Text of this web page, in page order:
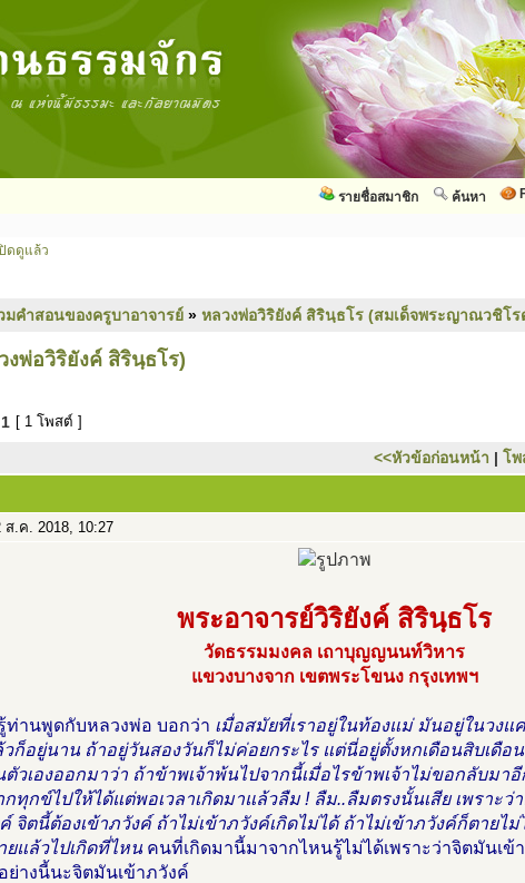
ค้นหา
รายชื่อสมาชิก
ดดูแล้ว
มคำสอนของครูบาอาจารย์ » หลวงพ่อวิริยังค์ สิรินฺธโร (สมเด็จพระญาณวชิโร
งพ่อวิริยังค์ สิรินฺธโร)
1 [ 1 โพสต์ ]
<<หัวข้อก่อนหน้า | โพ
ส.ค. 2018, 10:27
พระอาจารย์วิริยังค์ สิรินฺธโร
วัดธรรมมงคล เถาบุญญนนท์วิหาร
แขวงบางจาก เขตพระโขนง กรุงเทพฯ
ท่านพูดกับหลวงพ่อ บอกว่า เมื่อสมัยที่เราอยู่ในท้องแม่ มันอยู่ในวง
วก็อยู่นาน ถ้าอยู่วันสองวันก็ไม่ค่อยกระไร แต่นี่อยู่ตั้งหกเดือนสิบเดื
ตัวเองออกมาว่า ถ้าข้าพเจ้าพ้นไปจากนี้เมื่อไรข้าพเจ้าไม่ขอกลับมา
ทุกข์ไปให้ได้แต่พอเวลาเกิดมาแล้วลืม ! ลืม..ลืมตรงนั้นเสีย เพราะว่
จิตนี้ต้องเข้าภวังค์ ถ้าไม่เข้าภวังค์เกิดไม่ได้ ถ้าไม่เข้าภวังค์ก็ตายไม่
ยแล้วไปเกิดที่ไหน คนที่เกิดมานี้มาจากไหนรู้ไม่ได้เพราะว่าจิตมันเข้
ย่างนี้นะจิตมันเข้าภวังค์